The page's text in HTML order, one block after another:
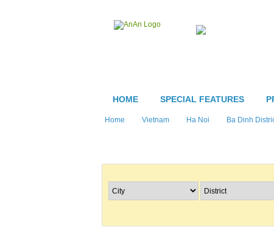
HOME SPECIAL FEATURES
Home Vietnam Ha Noi Ba Dinh